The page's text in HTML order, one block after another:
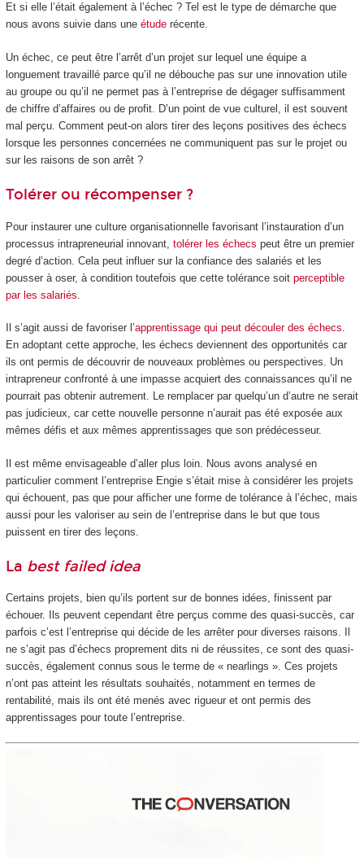
Et si elle l’était également à l’échec ? Tel est le type de démarche que
nous avons suivie dans une étuderécente.
Un échec, ce peut être l’arrêt d’un projet sur lequel une équipe a
longuement travaillé parce qu’il ne débouche pas sur une innovation utile
au groupe ou qu’il ne permet pas à l’entreprise de dégager suffisamment
de chiffre d’affaires ou de profit. D’un point de vue culturel, il est souvent
mal perçu. Comment peut-on alors tirer des leçons positives des échecs
lorsque les personnes concernées ne communiquent pas sur le projet ou
sur les raisons de son arrêt ?
Tolérer ou récompenser ?
Pour instaurer une culture organisationnelle favorisant l’instauration d’un
processus intrapreneurial innovant, tolérer les échecs peut être un premier
degré d’action. Cela peut influer sur la confiance des salariés et les
pousser à oser, à condition toutefois que cette tolérance soit perceptible
par les salariés
Il s’agit aussi de favoriser l’apprentissage qui peut découler des échecs.
En adoptant cette approche, les échecs deviennent des opportunités car
ils ont permis de découvrir de nouveaux problèmes ou perspectives. Un
intrapreneur confronté à une impasse acquiert des connaissances qu’il ne
pourrait pas obtenir autrement. Le remplacer par quelqu’un d’autre ne serait
pas judicieux, car cette nouvelle personne n’aurait pas été exposée aux
mêmes défis et aux mêmes apprentissages que son prédécesseur.
Il est même envisageable d’aller plus loin. Nous avons analysé en
particulier comment l’entreprise Engie s’était mise à considérer les projets
qui échouent, pas que pour afficher une forme de tolérance à l’échec, mais
aussi pour les valoriser au sein de l’entreprise dans le but que tous
puissent en tirer des leçons.
La best failed idea
Certains projets, bien qu’ils portent sur de bonnes idées, finissent par
échouer. Ils peuvent cependant être perçus comme des quasi-succès, car
parfois c’est l’entreprise qui décide de les arrêter pour diverses raisons. Il
ne s’agit pas d’échecs proprement dits ni de réussites, ce sont des quasi-
succès, également connus sous le terme de « nearlings ». Ces projets
n’ont pas atteint les résultats souhaités, notamment en termes de
rentabilité, mais ils ont été menés avec rigueur et ont permis des
apprentissages pour toute l’entreprise.